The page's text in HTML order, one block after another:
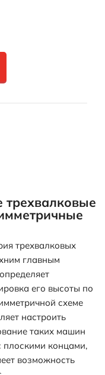
трехвалковых
главным
его высоты по
схеме
настроить
таких машин
плоскими концами,
возможность